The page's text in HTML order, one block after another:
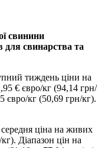
свинини
для свинарства та
тиждень ціни на
€ євро/кг (94,14 грн/
євро/кг (50,69 грн/кг).
ціна на живих
Діапазон цін на